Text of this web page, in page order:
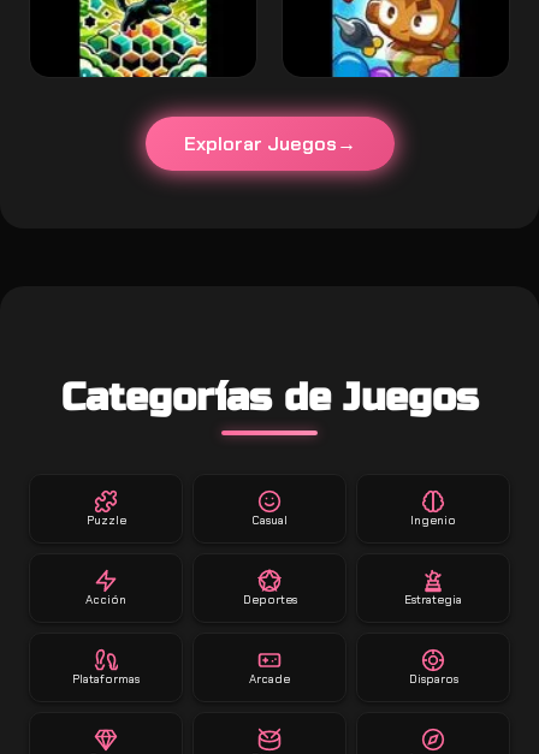
Explorar Juegos
Categorías de Juegos
Puzzle Casual Ingenio
Acción Deportes Estrategia
Plataformas Arcade Disparos